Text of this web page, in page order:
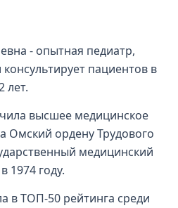
- опытная педиатр,
пациентов в
лет.
высшее медицинское
Омский ордену Трудового
медицинский
1974 году.
в ТОП-50 рейтинга среди